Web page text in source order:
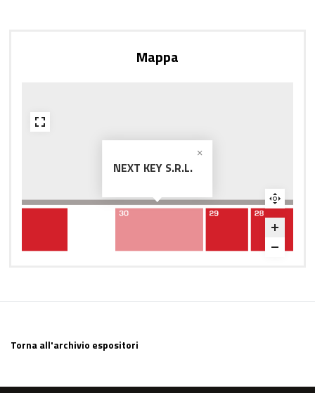
Mappa
NEXT KEY S.R.L.
Torna all'archivio espositori